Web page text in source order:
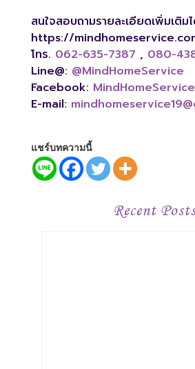
สนใจสอบถามรายละเอียดเพิ่มเติม
https://
โทร. 062-635-7387 , 080-
Line@: @MindHomeService
Facebook: MindHomeService
E-mail:
แชร์บทความนี้
Recent